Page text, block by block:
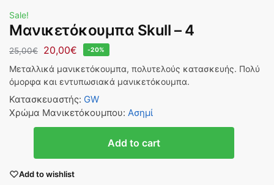
Sale!
Μανικετόκουμπα Skull – 4
25,00€ 20,00€ -20%
Μεταλλικά μανικετόκουμπα, πολυτελούς κατασκευής. Πολύ
όμορφα και εντυπωσιακά μανικετόκουμπα.
Κατασκευαστής: GW
Χρώμα Μανικετόκουμπου: Ασημί
Add to cart
Add to wishlist